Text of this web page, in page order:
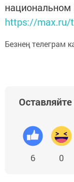
https://max.ru/
Безнең телеграм
6 0